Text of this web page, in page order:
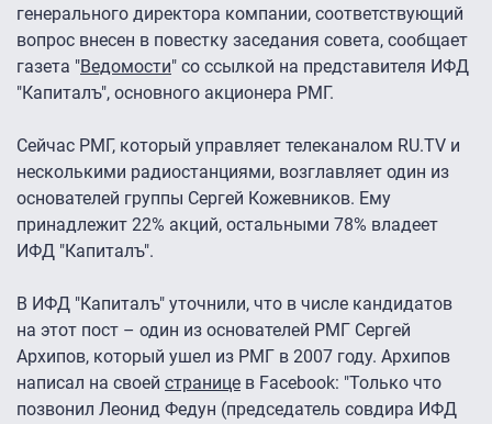
генерального директора компании, соответствующий
вопрос внесен в повестку заседания совета, сообщает
газета "Ведомости" со ссылкой на представителя ИФД
"Капиталъ", основного акционера РМГ.
Сейчас РМГ, который управляет телеканалом RU.TV и
несколькими радиостанциями, возглавляет один из
основателей группы Сергей Кожевников. Ему
принадлежит 22% акций, остальными 78% владеет
ИФД "Капиталъ".
В ИФД "Капиталъ" уточнили, что в числе кандидатов
на этот пост – один из основателей РМГ Сергей
Архипов, который ушел из РМГ в 2007 году. Архипов
написал на своей странице в Facebook: "Только что
позвонил Леонид Федун (председатель совдира ИФД